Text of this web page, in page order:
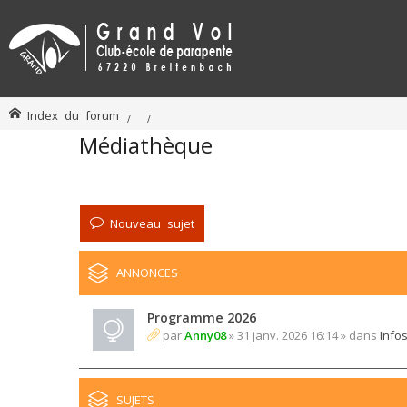
Index du forum
Médiathèque
Nouveau sujet
ANNONCES
Programme 2026
parAnny08» 31 janv. 2026 16:14 » dans Infos
SUJETS